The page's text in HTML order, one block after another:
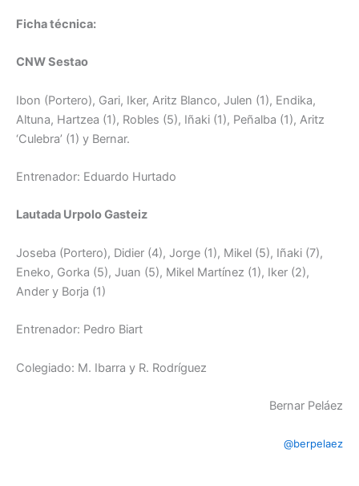
Ficha técnica:
CNW Sestao
Ibon (Portero), Gari, Iker, Aritz Blanco, Julen (1), Endika,
Altuna, Hartzea (1), Robles (5), Iñaki (1), Peñalba (1), Aritz
‘Culebra’ (1) y Bernar.
Entrenador: Eduardo Hurtado
Lautada Urpolo Gasteiz
Joseba (Portero), Didier (4), Jorge (1), Mikel (5), Iñaki (7),
Eneko, Gorka (5), Juan (5), Mikel Martínez (1), Iker (2),
Ander y Borja (1)
Entrenador: Pedro Biart
Colegiado: M. Ibarra y R. Rodríguez
Bernar Peláez
@berpelaez